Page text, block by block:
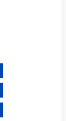
nuevos
y
el llamado
en este
decir que
pero sí